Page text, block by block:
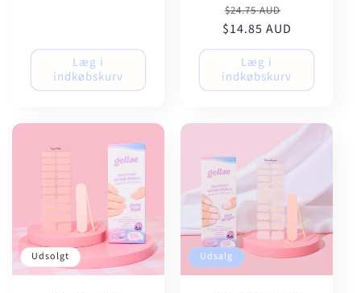
Læg i
indkøbskurv
Normalpris
$24.75 AUD
$14.85 AUD
Læg i
indkøbskurv
Udsolgt Udsalg